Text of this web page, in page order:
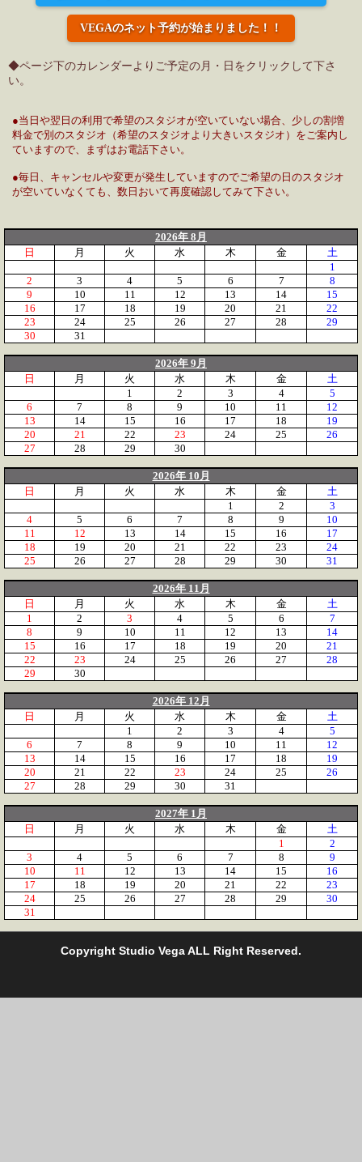
VEGAのネット予約が始まりました！！
◆ページ下のカレンダーよりご予定の月・日をクリックして下さ
い。
●当日や翌日の利用で希望のスタジオが空いていない場合、少しの割増
料金で別のスタジオ（希望のスタジオより大きいスタジオ）をご案内し
ていますので、まずはお電話下さい。
●毎日、キャンセルや変更が発生していますのでご希望の日のスタジオ
が空いていなくても、数日おいて再度確認してみて下さい。
2026年 8月
日
月 火 水 木 金
土
1
2
3 4 5 6 7
8
9
10 11 12 13 14
15
16
17 18 19 20 21
22
23
24 25 26 27 28
29
30
31
2026年 9月
日
月 火 水 木 金
土
1
2 3 4
5
6
7 8 9 10 11
12
13
14 15 16 17 18
19
20
21 22 23 24 25
26
27
28 29 30
2026年 10月
日
月 火 水 木 金
土
1
2
3
4
5 6 7 8 9
10
11
12 13 14 15 16
17
18
19 20 21 22 23
24
25
26 27 28 29 30 31
2026年 11月
日
月 火 水 木 金
土
1
2 3 4 5 6
7
8
9 10 11 12 13
14
15
16 17 18 19 20
21
22
23 24 25 26 27
28
29
30
2026年 12月
日
月 火 水 木 金
土
1
2 3 4
5
6
7 8 9 10 11
12
13
14 15 16 17 18
19
20
21 22 23 24 25
26
27
28 29 30 31
2027年 1月
日
月 火 水 木 金
土
1
2
3
4 5 6 7 8
9
10
11 12 13 14 15
16
17
18 19 20 21 22
23
24
25 26 27 28 29
30
31
Copyright Studio Vega ALL Right Reserved.